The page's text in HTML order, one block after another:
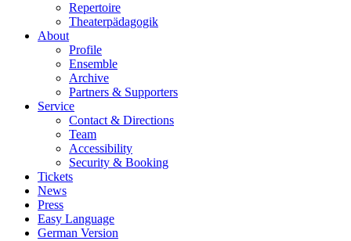
Repertoire
Theaterpädagogik
About
Profile
Ensemble
Archive
Partners & Supporters
Service
Contact & Directions
Team
Accessibility
Security & Booking
Tickets
News
Press
Easy Language
German Version